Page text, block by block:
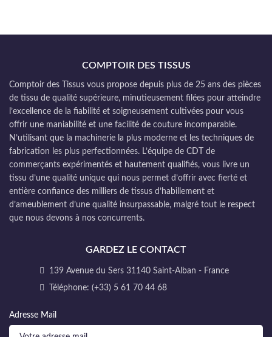
COMPTOIR DES TISSUS
Comptoir des Tissus vous propose depuis plus de 25 ans des pièces
de tissu de qualité supérieure, minutieusement filées pour atteindre
l’excellence de la fiabilité et soigneusement cultivées pour vous
offrir une maniabilité et une facilité de couture incomparable.
N’utilisant que la machinerie la plus moderne et les techniques de
fabrication les plus perfectionnées. L’équipe de CDT de
commerçants expérimentés et hautement qualifiés, vous livre un
tissu d’une qualité unique qui nous permet d’offrir avec fierté et
entière confiance des milliers de tissus d’habillement et
d’ameublement d’une qualité insurpassable, malgré tout le respect
que nous devons à nos concurrents.
GARDEZ LE CONTACT
139 Avenue du Sers 31140 Saint-Alban - France
Téléphone: (+33) 5 61 70 44 68
Adresse Mail